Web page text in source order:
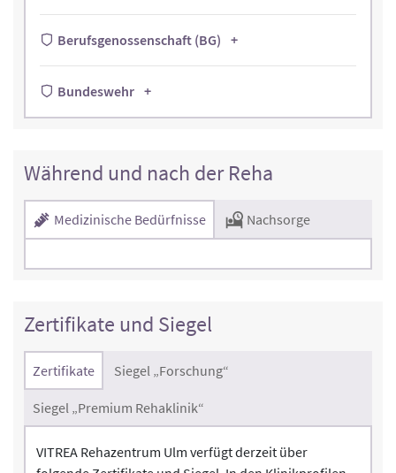
Berufsgenossenschaft (BG)
Bundeswehr
Während und nach der Reha
Medizinische Bedürfnisse Nachsorge
Zertifikate und Siegel
Zertifikate Siegel „Forschung“
Siegel „Premium Rehaklinik“
VITREA Rehazentrum Ulm verfügt derzeit über